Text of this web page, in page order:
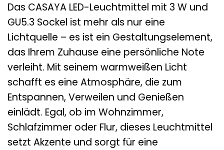
Das CASAYA LED-Leuchtmittel mit 3 W und
GU5.3 Sockel ist mehr als nur eine
Lichtquelle – es ist ein Gestaltungselement,
das Ihrem Zuhause eine persönliche Note
verleiht. Mit seinem warmweißen Licht
schafft es eine Atmosphäre, die zum
Entspannen, Verweilen und Genießen
einlädt. Egal, ob im Wohnzimmer,
Schlafzimmer oder Flur, dieses Leuchtmittel
setzt Akzente und sorgt für eine